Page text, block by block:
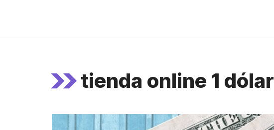
contenu
tienda online 1 dólar